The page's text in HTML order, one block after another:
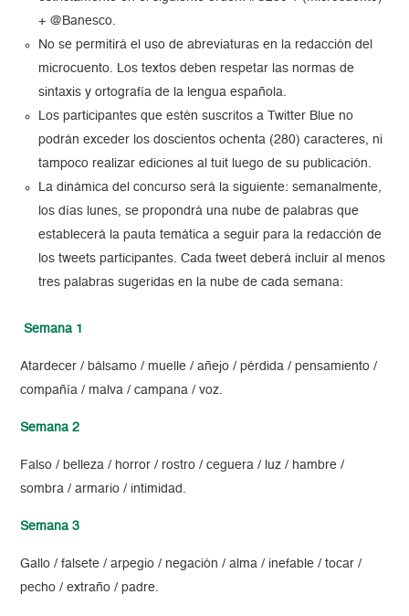
+ @Banesco.
No se permitirá el uso de abreviaturas en la redacción del
microcuento. Los textos deben respetar las normas de
sintaxis yortografía de la lengua española.
Los participantes que estén suscritos a Twitter Blue no
podrán exceder los doscientos ochenta (280) caracteres, ni
tampoco realizar ediciones al tuit luego de su publicación.
La dinámica del concurso será la siguiente: semanalmente,
los días lunes, se propondrá una nube de palabras que
establecerá la pauta temática a seguir para la redacción de
los tweets participantes. Cada tweet deberá incluir al menos
tres palabras sugeridas en la nube de cada semana:
Semana 1
Atardecer / bálsamo / muelle / añejo / pérdida / pensamiento /
compañía / malva / campana / voz.
Semana 2
Falso / belleza / horror / rostro / ceguera / luz / hambre /
sombra / armario / intimidad.
Semana 3
Gallo / falsete / arpegio / negación / alma / inefable / tocar /
pecho / extraño / padre.